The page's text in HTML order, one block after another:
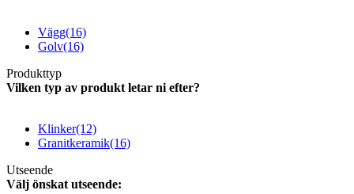
Vägg(16)
Golv(16)
Produkttyp
Vilken typ av produkt letar ni efter?
Klinker(12)
Granitkeramik(16)
Utseende
Välj önskat utseende: